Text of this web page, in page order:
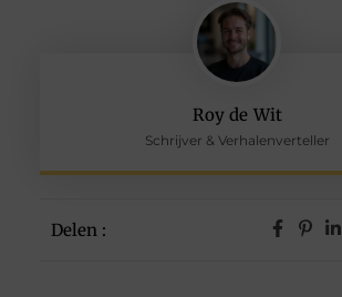
Roy de Wit
Schrijver & Verhalenverteller
Delen :